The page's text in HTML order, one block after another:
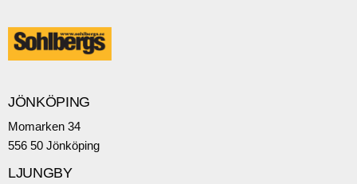
JÖNKÖPING
Momarken 34
556 50 Jönköping
LJUNGBY